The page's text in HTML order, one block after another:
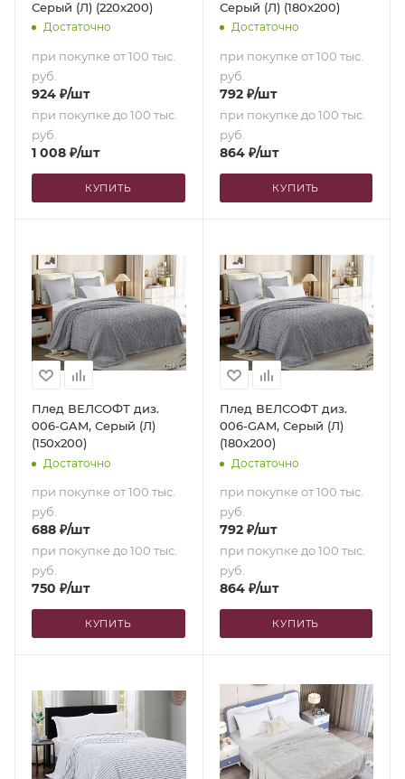
Серый (Л) (220х200)
Достаточно
при покупке от 100 тыс.
руб.
924 ₽/шт
при покупке до 100 тыс.
руб.
1 008 ₽/шт
КУПИТЬ
Серый (Л) (180х200)
Достаточно
при покупке от 100 тыс.
руб.
792₽/шт
при покупке до 100 тыс.
руб.
864₽/шт
КУПИТЬ
Плед ВЕЛСОФТ диз.
006-GAM, Серый (Л)
(150х200)
Достаточно
при покупке от 100 тыс.
руб.
688 ₽/шт
при покупке до 100 тыс.
руб.
750 ₽/шт
КУПИТЬ
Плед ВЕЛСОФТ диз.
006-GAM, Серый (Л)
(180х200)
Достаточно
при покупке от 100 тыс.
руб.
792₽/шт
при покупке до 100 тыс.
руб.
864₽/шт
КУПИТЬ